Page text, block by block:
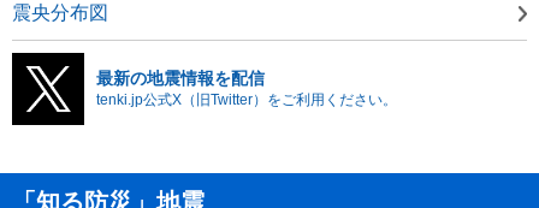
震央分布図
最新の地震情報を配信
tenki.jp公式X（旧Twitter）をご利用ください。
「知る防災」地震